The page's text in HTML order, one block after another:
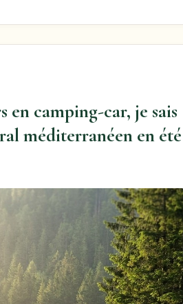
en camping-car, je sais
méditerranéen en été